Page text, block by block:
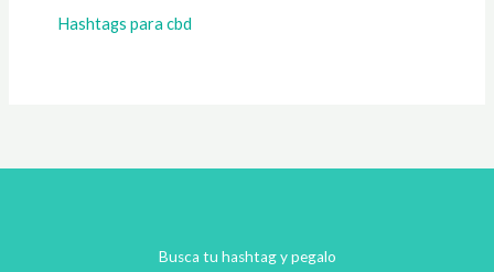
Hashtags para cbd
Busca tu hashtag y pegalo